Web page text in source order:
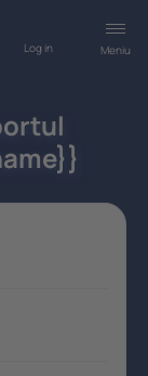
Meniu
Log in